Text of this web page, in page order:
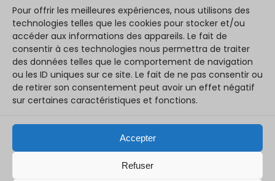
Pour offrir les meilleures expériences, nous utilisons des
technologies telles que les cookies pour stocker et/ou
accéder aux informations des appareils. Le fait de
consentir à ces technologies nous permettra de traiter
des données telles que le comportement de navigation
ou les ID uniques sur ce site. Le fait de ne pas consentir ou
de retirer son consentement peut avoir un effet négatif
sur certaines caractéristiques et fonctions.
Accepter
Refuser
Retour photos WE de championnat
jeunes
30 septembre 2024
[ Retour photos WE de championnat jeunes] Bravo à toutes nos équipes pour ce 1er samedi avec de belles victoires sur tous les terrains
34
→